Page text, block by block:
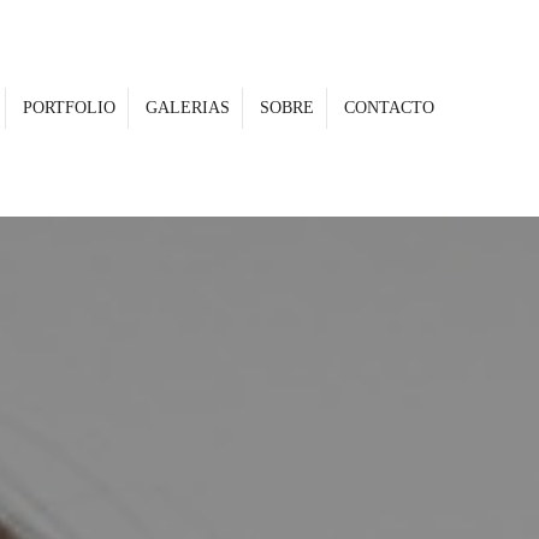
PORTFOLIO GALERIAS SOBRE CONTACTO